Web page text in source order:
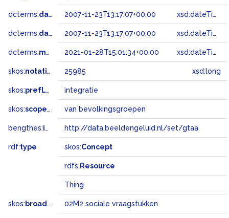
dcterms:dateAccepted 2007-11-23T13:17:07+00:00 xsd:dateTime
dcterms:dateSubmitted 2007-11-23T13:17:07+00:00 xsd:dateTime
dcterms:modified 2021-01-28T15:01:34+00:00 xsd:dateTime
skos:notation 25985 xsd:long
skos:prefLabel integratie
skos:scopeNote van bevolkingsgroepen
bengthes:inSet http://data.beeldengeluid.nl/set/gtaa
rdf:type skos:Concept
rdfs: Resource
Thing
skos: broadMatch 02M2 sociale vraagstukken